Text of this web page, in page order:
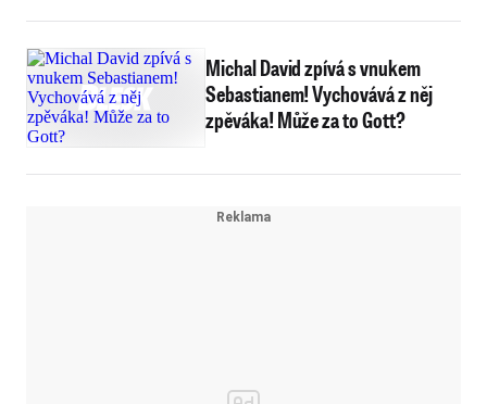
Michal David zpívá s vnukem
Sebastianem! Vychovává z něj
zpěváka! Může za to Gott?